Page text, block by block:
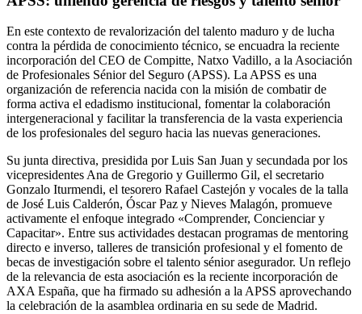
En este contexto de revalorización del talento maduro y de lucha
contra la pérdida de conocimiento técnico, se encuadra la reciente
incorporación del CEO de Compitte, Natxo Vadillo, a la Asociación
de Profesionales Sénior del Seguro (APSS). La APSS es una
organización de referencia nacida con la misión de combatir de
forma activa el edadismo institucional, fomentar la colaboración
intergeneracional y facilitar la transferencia de la vasta experiencia
de los profesionales del seguro hacia las nuevas generaciones.
Su junta directiva, presidida por Luis San Juan y secundada por los
vicepresidentes Ana de Gregorio y Guillermo Gil, el secretario
Gonzalo Iturmendi, el tesorero Rafael Castejón y vocales de la talla
de José Luis Calderón, Óscar Paz y Nieves Malagón, promueve
activamente el enfoque integrado «Comprender, Concienciar y
Capacitar». Entre sus actividades destacan programas de mentoring
directo e inverso, talleres de transición profesional y el fomento de
becas de investigación sobre el talento sénior asegurador. Un reflejo
de la relevancia de esta asociación es la reciente incorporación de
AXA España, que ha firmado su adhesión a la APSS aprovechando
la celebración de la asamblea ordinaria en su sede de Madrid.